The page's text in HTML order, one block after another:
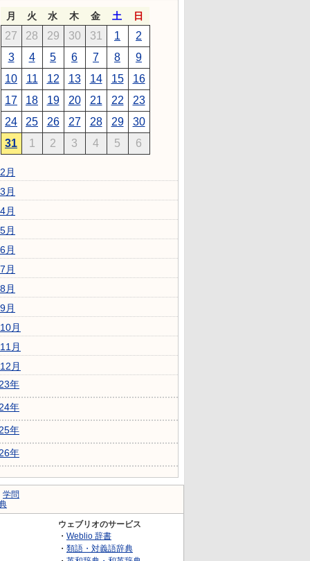
月 火 水 木 金 土 日
27 28 29 30 31 1
2
3
4 5 6 7 8
9
10
11 12 13 14 15
16
17
18 19 20 21 22
23
24
25 26 27 28 29
30
31
1 2 3 4 5 6
2月
3月
4月
5月
6月
7月
8月
9月
10月
11月
12月
年
年
年
年
学問
ウェブリオのサービス
・ Weblio 辞書
・ 類語・対義語辞典